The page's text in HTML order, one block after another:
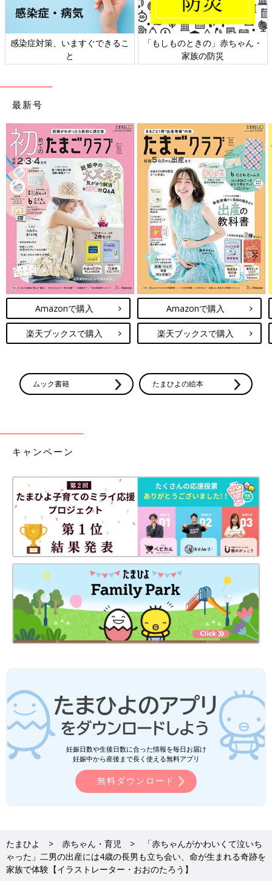
ん・
日本外来小児科学会リーフレッ
六星占術 細木かおりさんの
相談
最新号
Amazonで購入
楽天ブックスで購入
Amazonで購入
楽天ブックスで購入
ムック書籍 たまひよの絵本
キャンペーン
妊娠日数や生後日数に合った情報を毎日お届け
妊娠中から産後まで長く使える無料アプリ
無料ダウンロード
たまひよ 赤ちゃん・育児
「赤ちゃんがかわいくて泣いち
ゃった」二男の出産には4歳の長男も立ち会い、命が生まれる奇跡を
家族で体験【イラストレーター・おおのたろう】